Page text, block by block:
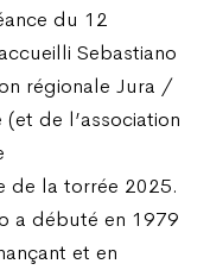
du 12
Sebastiano
régionale Jura /
de l’association
de la torrée 2025.
a débuté en 1979
et en